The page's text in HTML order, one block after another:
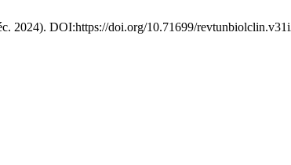
2024). DOI:https://doi.org/10.71699/